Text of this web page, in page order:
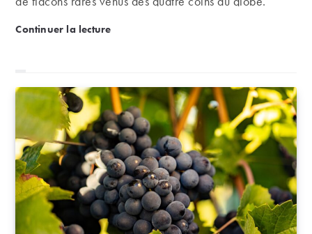
Continuer la lectureFine Spirits Auction | Les beaux esprits